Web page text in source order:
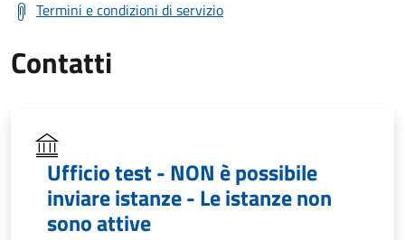
Termini e condizioni di servizio
Contatti
Ufficio test - NON è possibile
inviare istanze - Le istanze non
sono attive